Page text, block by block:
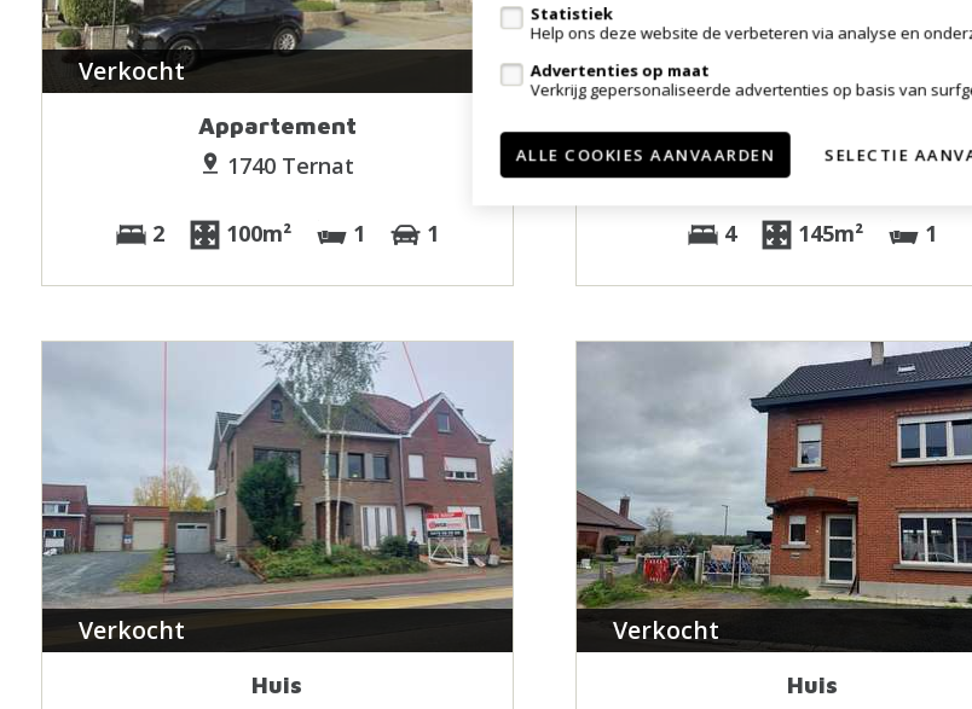
Verkocht
Appartement
1740 Ternat
2 100m² 1 1
Verkocht
Huis
9340 Lede
4 145m² 1
Verkocht
Huis
Verkocht
Huis
Statistiek
Help ons deze website de verbeteren via analyse en
Advertenties op maat
Verkrijg gepersonaliseerde advertenties op basis van
ALLE COOKIES AANVAARDEN SELECTIE